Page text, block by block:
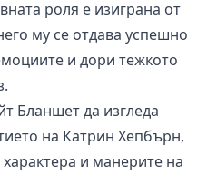
роля е изиграна от
му се отдава успешно
и дори тежкото
Бланшет да изгледа
на Катрин Хепбърн,
и манерите на